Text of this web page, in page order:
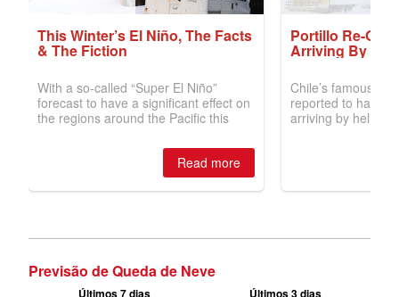
Previsão de Queda de Neve
Últimos 7 dias Últimos 3 dias